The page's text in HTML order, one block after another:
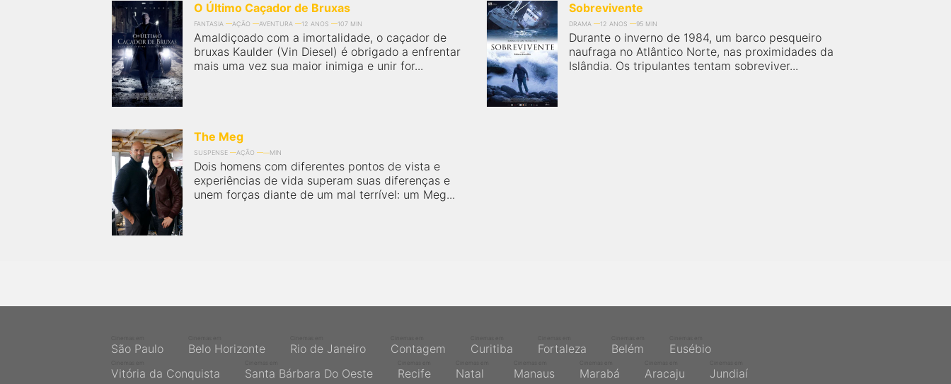
O Último Caçador de Bruxas
FANTASIA AÇÃO AVENTURA 12 ANOS 107 MIN
Amaldiçoado com a imortalidade, o caçador de
bruxas Kaulder (Vin Diesel) é obrigado a enfrentar
mais uma vez sua maior inimiga e unir for...
Sobrevivente
DRAMA 12 ANOS 95 MIN
Durante o inverno de 1984, um barco pesqueiro
naufraga no Atlântico Norte, nas proximidades da
Islândia. Os tripulantes tentam sobreviver...
The Meg
SUSPENSE AÇÃO MIN
Dois homens com diferentes pontos de vista e
experiências de vida superam suas diferenças e
unem forças diante de um mal terrível: um Meg...
São Paulo Belo Horizonte Rio de Janeiro Contagem Curitiba Fortaleza Belém Eusébio
Vitória da Conquista Santa Bárbara Do Oeste Recife Natal Manaus Marabá Aracaju Jundiaí